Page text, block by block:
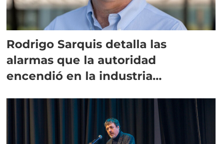
Rodrigo Sarquis detalla las
alarmas que la autoridad
encendió en la industria